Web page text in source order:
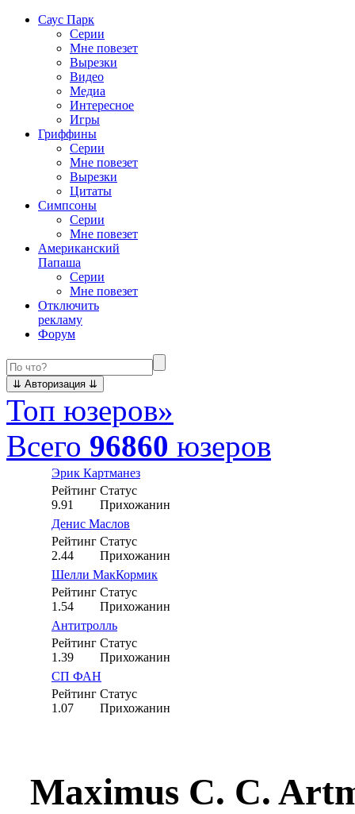
Саус Парк
Серии
Мне повезет
Вырезки
Видео
Медиа
Интересное
Игры
Гриффины
Серии
Мне повезет
Вырезки
Цитаты
Симпсоны
Серии
Мне повезет
Американский
Папаша
Серии
Мне повезет
Отключить
рекламу
Форум
Топ юзеров»
Всего 96860 юзеров
Эрик Картманез
Рейтинг
9.91
Статус
Прихожанин
Денис Маслов
Рейтинг
2.44
Статус
Прихожанин
Шелли МакКормик
Рейтинг
1.54
Статус
Прихожанин
Антитролль
Рейтинг
1.39
Статус
Прихожанин
СП ФАН
Рейтинг
1.07
Статус
Прихожанин
Maximus C. C.